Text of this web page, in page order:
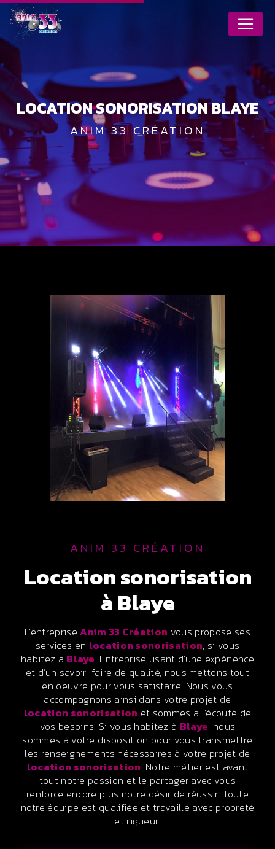
LOCATION SONORISATION BLAYE
ANIM 33 CRÉATION
ANIM 33 CRÉATION
location sonorisation
à Blaye
L’entrepriseAnim 33 Création vous propose ses
services en location sonorisation, si vous
habitez à Blaye. Entreprise usant d’une expérience
et d’un savoir-faire de qualité, nous mettons tout
en oeuvre pour vous satisfaire. Nous vous
accompagnons ainsi dans votre projet de
location sonorisation et sommes à l’écoute de
vos besoins. Si vous habitez à Blaye, nous
sommes à votre disposition pour vous transmettre
les renseignements nécessaires à votre projet de
location sonorisation. Notre métier est avant
tout notre passion et le partager avec vous
renforce encore plus notre désir de réussir. Toute
notre équipe est qualifiée et travaille avec propreté
et rigueur.
Panneau de gestion des cookies